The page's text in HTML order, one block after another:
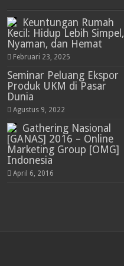
Keuntungan Rumah
Kecil: Hidup Lebih Simpel,
Nyaman, dan Hemat
Februari 23, 2025
Seminar Peluang Ekspor
Produk UKM di Pasar
Dunia
Agustus 9, 2022
Gathering Nasional
[GANAS] 2016 – Online
Marketing Group [OMG]
Indonesia
April 6, 2016